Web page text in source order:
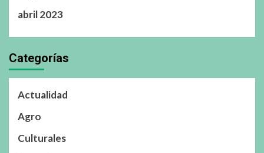
abril 2023
Categorías
Actualidad
Agro
Culturales